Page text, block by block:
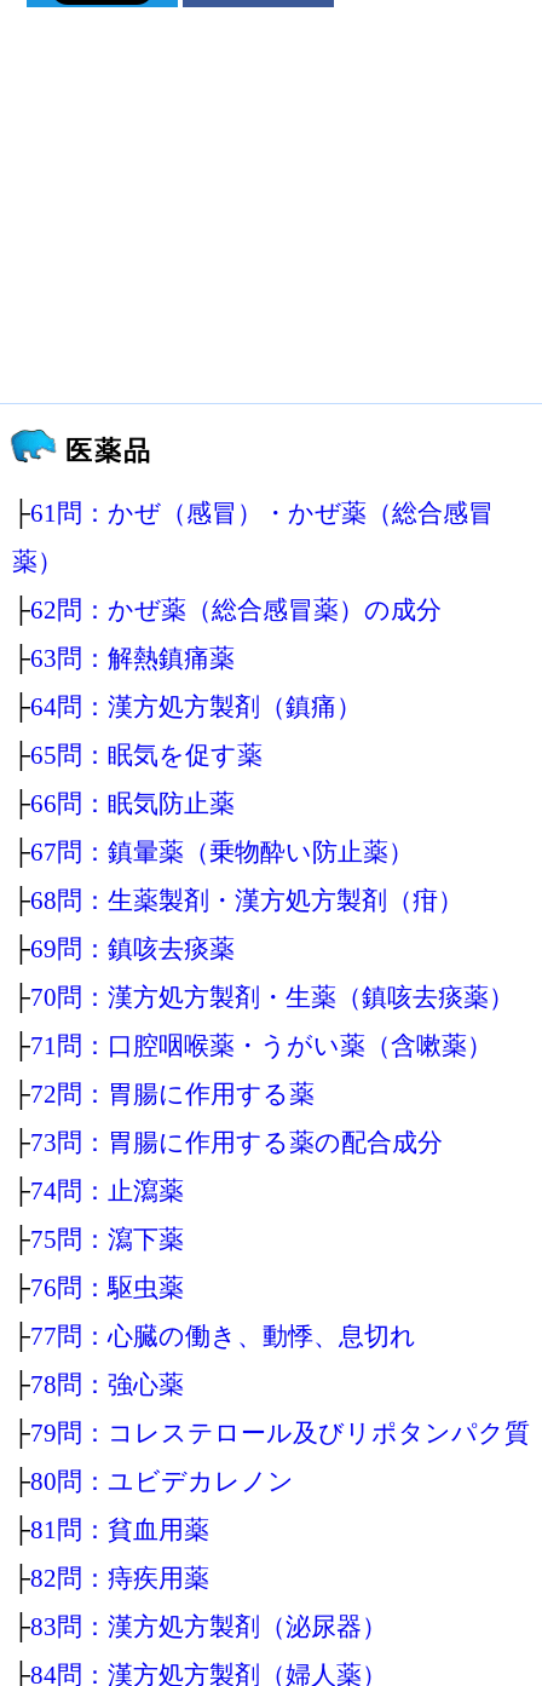
医薬品
├61問：かぜ（感冒）・かぜ薬（総合感冒
薬）
├62問：かぜ薬（総合感冒薬）の成分
├63問：解熱鎮痛薬
├64問：漢方処方製剤（鎮痛）
├65問：眠気を促す薬
├66問：眠気防止薬
├67問：鎮暈薬（乗物酔い防止薬）
├68問：生薬製剤・漢方処方製剤（疳）
├69問：鎮咳去痰薬
├70問：漢方処方製剤・生薬（鎮咳去痰薬）
├71問：口腔咽喉薬・うがい薬（含嗽薬）
├72問：胃腸に作用する薬
├73問：胃腸に作用する薬の配合成分
├74問：止瀉薬
├75問：瀉下薬
├76問：駆虫薬
├77問：心臓の働き、動悸、息切れ
├78問：強心薬
├79問：コレステロール及びリポタンパク質
├80問：ユビデカレノン
├81問：貧血用薬
├82問：痔疾用薬
├83問：漢方処方製剤（泌尿器）
├84問：漢方処方製剤（婦人薬）